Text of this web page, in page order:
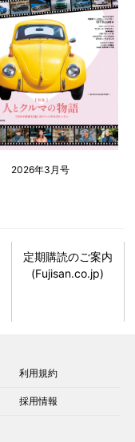
2026年3月号
定期購読のご案内
(Fujisan.co.jp)
利用規約
採用情報